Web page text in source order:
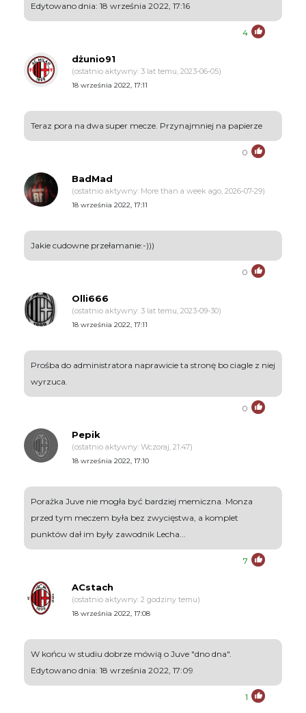
Edytowano dnia: 18 września 2022, 17:16
4
dżunio91
(ostatnio aktywny: 3 lat temu, 2023-06-05)
18 września 2022, 17:11
Teraz pora na dwa super mecze. Przynajmniej na papierze
0
BadMad
(ostatnio aktywny: More than a week ago, 2026-07-29)
18 września 2022, 17:11
Jakie cudowne przełamanie:-)))
0
Olli666
(ostatnio aktywny: 3 lat temu, 2023-09-30)
18 września 2022, 17:11
Prośba do administratora naprawicie ta stronę bo ciagle z niej
wyrzuca.
0
Pepik
(ostatnio aktywny: Wczoraj, 21:47)
18 września 2022, 17:10
Porażka Juve nie mogła być bardziej memiczna. Monza
przed tym meczem była bez zwycięstwa, a komplet
punktów dał im były zawodnik Lecha...
7
ACstach
(ostatnio aktywny: 2 godziny temu)
18 września 2022, 17:08
W końcu w studiu dobrze mówią o Juve "dno dna".
Edytowano dnia: 18 września 2022, 17:09
1